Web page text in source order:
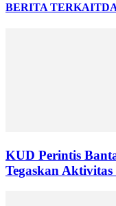
BERITA TERKAIT
KUD Perintis
Tegaskan